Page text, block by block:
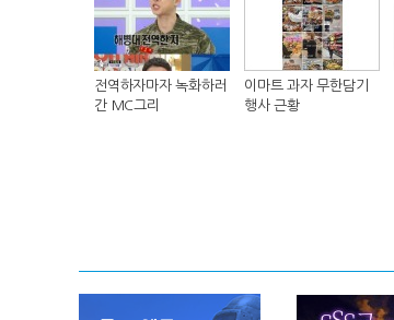
전역하자마자 녹화하러
간 MC그리
이마트 과자 무한담기
행사 근황